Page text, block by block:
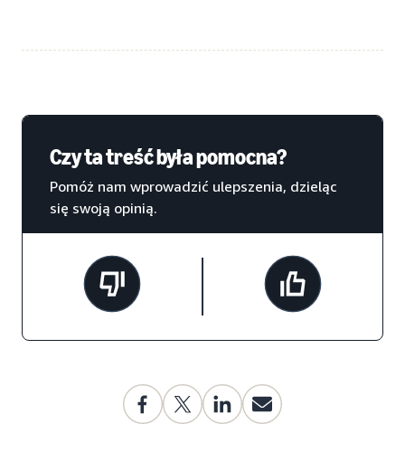
Czy ta treść była pomocna?
Pomóż nam wprowadzić ulepszenia, dzieląc
się swoją opinią.